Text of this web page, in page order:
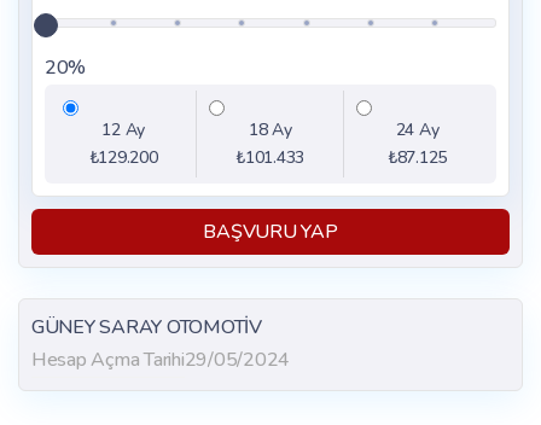
20%
12 Ay
₺129.200
18 Ay
₺101.433
24 Ay
₺87.125
BAŞVURU YAP
GÜNEY SARAY OTOMOTİV
Hesap Açma Tarihi29/05/2024